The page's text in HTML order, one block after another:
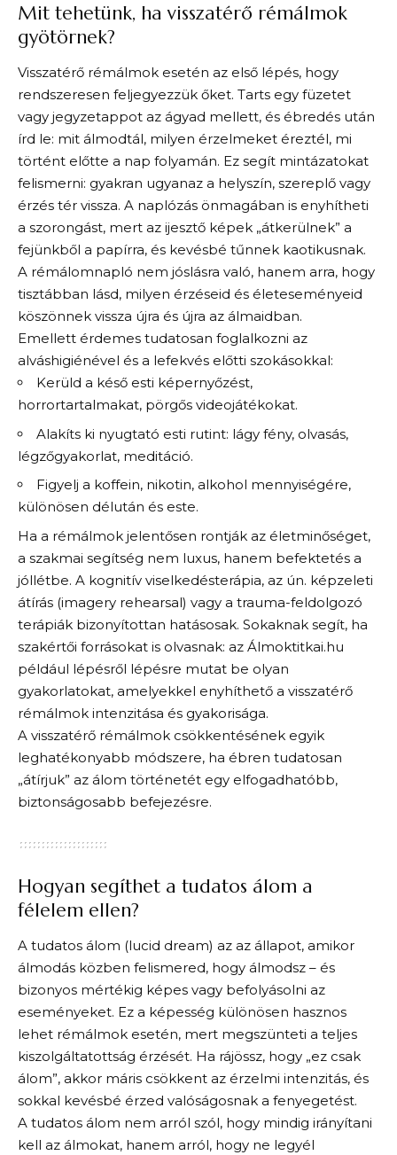
Mit tehetünk, ha visszatérő rémálmok
gyötörnek?
Visszatérő rémálmok esetén az első lépés, hogy
rendszeresen feljegyezzük őket. Tarts egy füzetet
vagy jegyzetappot az ágyad mellett, és ébredés után
írd le: mit álmodtál, milyen érzelmeket éreztél, mi
történt előtte a nap folyamán. Ez segít mintázatokat
felismerni: gyakran ugyanaz a helyszín, szereplő vagy
érzés tér vissza. A naplózás önmagában is enyhítheti
a szorongást, mert az ijesztő képek „átkerülnek” a
fejünkből a papírra, és kevésbé tűnnek kaotikusnak.
A rémálomnapló nem jóslásra való, hanem arra, hogy
tisztábban lásd, milyen érzéseid és életeseményeid
köszönnek vissza újra és újra az álmaidban.
Emellett érdemes tudatosan foglalkozni az
alváshigiénével és a lefekvés előtti szokásokkal:
Kerüld a késő esti képernyőzést,
horrortartalmakat, pörgős videojátékokat.
Alakíts ki nyugtató esti rutint: lágy fény, olvasás,
légzőgyakorlat, meditáció.
Figyelj a koffein, nikotin, alkohol mennyiségére,
különösen délután és este.
Ha a rémálmok jelentősen rontják az életminőséget,
a szakmai segítség nem luxus, hanem befektetés a
jóllétbe. A kognitív viselkedésterápia, az ún. képzeleti
átírás (imagery rehearsal) vagy a trauma-feldolgozó
terápiák bizonyítottan hatásosak. Sokaknak segít, ha
szakértői forrásokat is olvasnak: az Álmoktitkai.hu
például lépésről lépésre mutat be olyan
gyakorlatokat, amelyekkel enyhíthető a visszatérő
rémálmok intenzitása és gyakorisága.
A visszatérő rémálmok csökkentésének egyik
leghatékonyabb módszere, ha ébren tudatosan
„átírjuk” az álom történetét egy elfogadhatóbb,
biztonságosabb befejezésre.
Hogyan segíthet a tudatos álom a
félelem ellen?
A tudatos álom (lucid dream) az az állapot, amikor
álmodás közben felismered, hogy álmodsz – és
bizonyos mértékig képes vagy befolyásolni az
eseményeket. Ez a képesség különösen hasznos
lehet rémálmok esetén, mert megszünteti a teljes
kiszolgáltatottság érzését. Ha rájössz, hogy „ez csak
álom”, akkor máris csökkent az érzelmi intenzitás, és
sokkal kevésbé érzed valóságosnak a fenyegetést.
A tudatos álom nem arról szól, hogy mindig irányítani
kell az álmokat, hanem arról, hogy ne legyél